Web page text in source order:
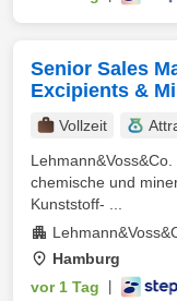
Senior Sales
Excipients &
Vollzeit
chemische und
Kunststoff- ...
Hamburg
vor 1 Tag